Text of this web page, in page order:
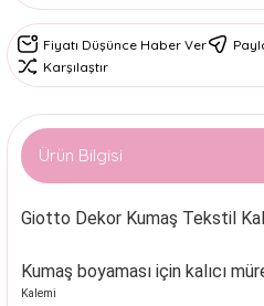
Fiyatı Düşünce Haber Ver
Karşılaştır
Ürün Bilgisi
Giotto Dekor Kumaş Tekstil
Kumaş boyaması için kalıcı
Kalemi